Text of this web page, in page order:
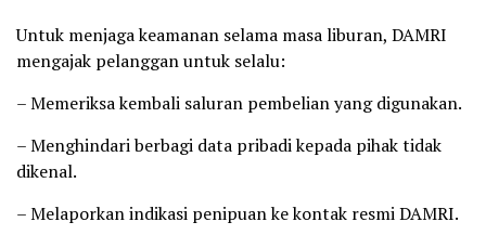
Untuk menjaga keamanan selama masa liburan, DAMRI
mengajak pelanggan untuk selalu:
– Memeriksa kembali saluran pembelian yang digunakan.
– Menghindari berbagi data pribadi kepada pihak tidak
dikenal.
– Melaporkan indikasi penipuan ke kontak resmi DAMRI.